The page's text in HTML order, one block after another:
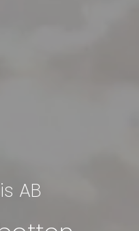
AB